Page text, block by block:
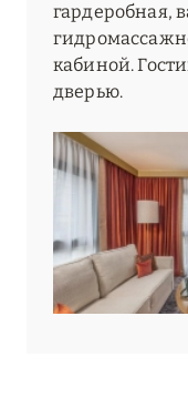
гардеробная,
кабиной.
дверью.